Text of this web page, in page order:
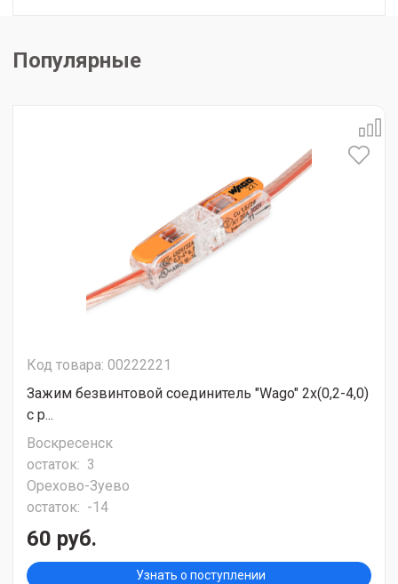
Популярные
Код товара: 00222221
Зажим безвинтовой соединитель "Wago" 2х(0,2-4,0)
с р...
Воскресенск
остаток: 3
Орехово-Зуево
остаток: -14
60 руб.
Узнать о поступлении